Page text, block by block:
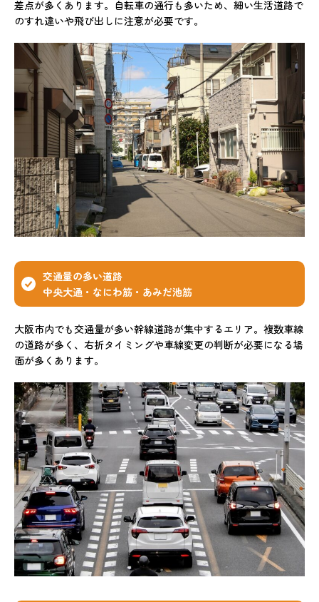
差点が多くあります。自転車の通行も多いため、細い生活道路で
のすれ違いや飛び出しに注意が必要です。
交通量の多い道路
中央大通・なにわ筋・あみだ池筋
大阪市内でも交通量が多い幹線道路が集中するエリア。複数車線
の道路が多く、右折タイミングや車線変更の判断が必要になる場
面が多くあります。